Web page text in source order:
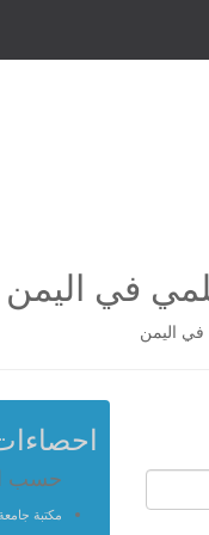
في اليمن
اليمن
حسب
مكتبة